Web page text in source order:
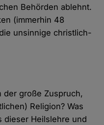
Behörden ablehnt.
(immerhin 48
unsinnige christlich-
der große Zuspruch,
Religion? Was
dieser Heilslehre und